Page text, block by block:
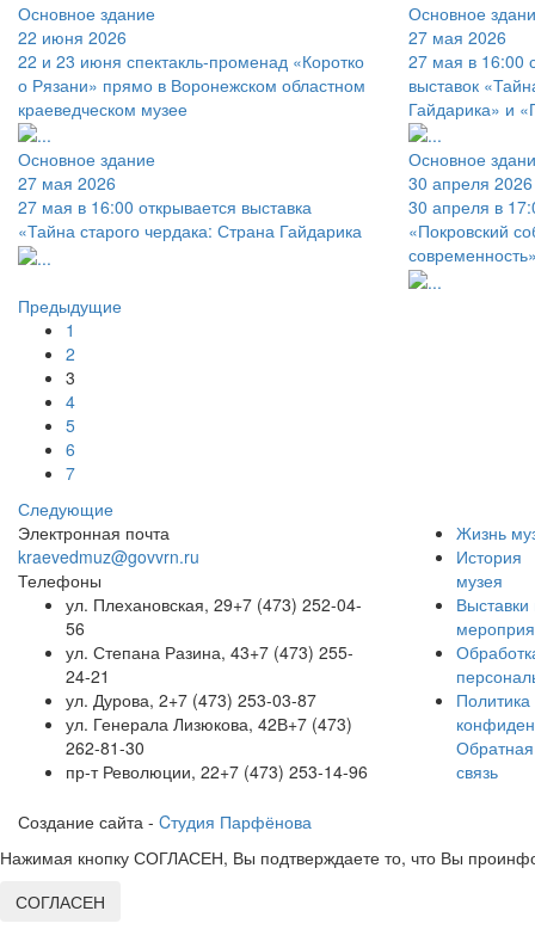
Основное здание
22 июня 2026
22 и 23 июня спектакль-променад «Коротко
о Рязани» прямо в Воронежском областном
краеведческом музее
Основное
27 мая 2026
27 мая в 16:00
выставок
Гайдарика» и
Основное здание
27 мая 2026
27 мая в 16:00 открывается выставка
«Тайна старого чердака: Страна Гайдарика
Основное
30 апреля 2026
30 апреля в
«Покровский
Предыдущие
1
2
3
4
5
6
7
Следующие
Электронная почта
kraevedmuz@govvrn.ru
Телефоны
ул. Плехановская, 29+7 (473) 252-04-
56
ул. Степана Разина, 43+7 (473) 255-
24-21
ул. Дурова, 2+7 (473) 253-03-87
ул. Генерала Лизюкова, 42В+7 (473)
262-81-30
пр-т Революции, 22+7 (473) 253-14-96
Жизнь
История
музея
Выставки
Политика
Обратная
связь
Создание сайта - Cтудия Парфёнова
Нажимая кнопку СОГЛАСЕН, Вы подтверждаете то, что Вы
СОГЛАСЕН